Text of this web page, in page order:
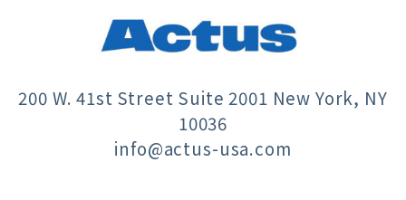
200 W. 41st Street Suite 2001 New York, NY
10036
info@actus-usa.com